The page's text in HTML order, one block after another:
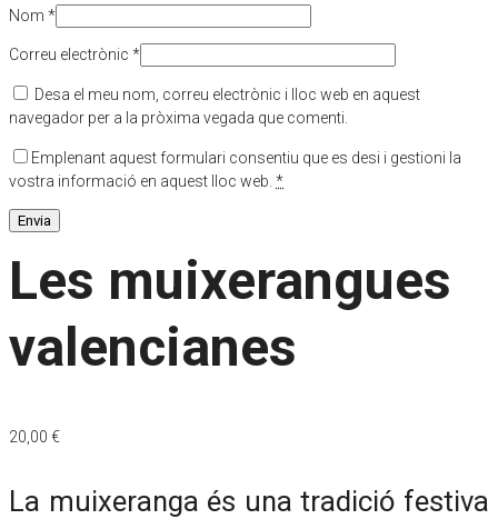
Nom *
Correu electrònic *
Desa el meu nom, correu electrònic i lloc web en aquest
navegador per a la pròxima vegada que comenti.
Emplenant aquest formulari consentiu que es desi i gestioni la
vostra informació en aquest lloc web. *
Les muixerangues
valencianes
20,00 €
La muixeranga és una tradició festiva